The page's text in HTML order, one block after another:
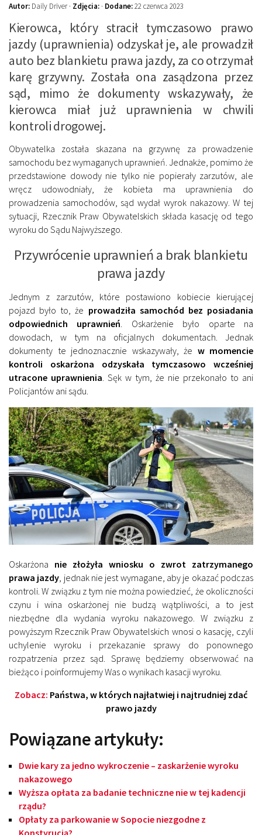
Autor: Daily Driver · Zdjęcia: · Dodane:22 czerwca 2023
Kierowca, który stracił tymczasowo prawo
jazdy (uprawnienia) odzyskał je, ale prowadził
auto bez blankietu prawa jazdy, za co otrzymał
karę grzywny. Została ona zasądzona przez
sąd, mimo że dokumenty wskazywały, że
kierowca miał już uprawnienia w chwili
kontroli drogowej.
Obywatelka została skazana na grzywnę za prowadzenie
samochodu bez wymaganych uprawnień. Jednakże, pomimo że
przedstawione dowody nie tylko nie popierały zarzutów, ale
wręcz udowodniały, że kobieta ma uprawnienia do
prowadzenia samochodów, sąd wydał wyrok nakazowy. W tej
sytuacji, Rzecznik Praw Obywatelskich składa kasację od tego
wyroku do Sądu Najwyższego.
Przywrócenie uprawnień a brak blankietu
prawa jazdy
Jednym z zarzutów, które postawiono kobiecie kierującej
pojazd było to, że prowadziła samochód bez posiadania
odpowiednich uprawnień . Oskarżenie było oparte na
dowodach, w tym na oficjalnych dokumentach. Jednak
dokumenty te jednoznacznie wskazywały, że w momencie
kontroli oskarżona odzyskała tymczasowo wcześniej
utracone uprawnienia . Sęk w tym, że nie przekonało to ani
Policjantów ani sądu.
Oskarżona nie złożyła wniosku o zwrot zatrzymanego
prawa jazdy, jednak nie jest wymagane, aby je okazać podczas
kontroli. W związku z tym nie można powiedzieć, że okoliczności
czynu i wina oskarżonej nie budzą wątpliwości, a to jest
niezbędne dla wydania wyroku nakazowego. W związku z
powyższym Rzecznik Praw Obywatelskich wnosi o kasację, czyli
uchylenie wyroku i przekazanie sprawy do ponownego
rozpatrzenia przez sąd. Sprawę będziemy obserwować na
bieżąco i poinformujemy Was o wynikach kasacji wyroku.
Zobacz: Państwa, w których najłatwiej i najtrudniej zdać
prawo jazdy
Powiązane artykuły:
Dwie kary za jedno wykroczenie – zaskarżenie wyroku
nakazowego
Wyższa opłata za badanie techniczne nie w tej kadencji
rządu?
Opłaty za parkowanie w Sopocie niezgodne z